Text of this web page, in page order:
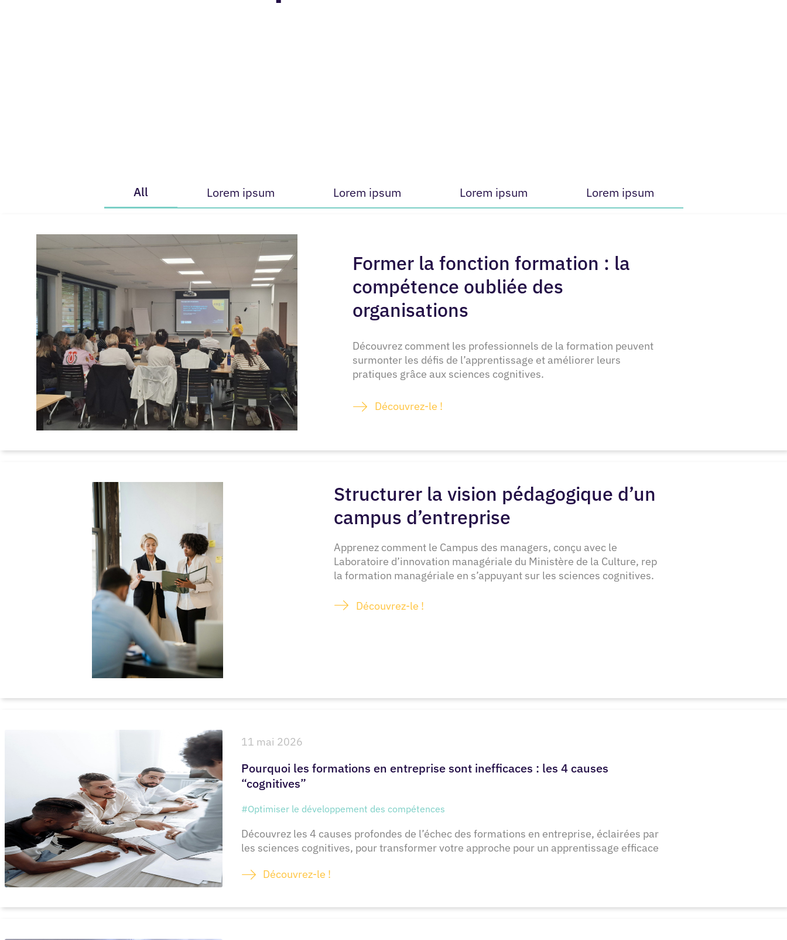
All Lorem ipsum Lorem ipsum Lorem ipsum Lorem ipsum
Former la fonction formation : la
compétence oubliée des
organisations
Découvrez comment les professionnels de la formation peuvent
surmonter les défis de l’apprentissage et améliorer leurs
pratiques grâce aux sciences cognitives.
Découvrez-le !
Structurer la vision pédagogique d’un
campus d’entreprise
Apprenez comment le Campus des managers, conçu avec le
Laboratoire d’innovation managériale du Ministère de la Culture, rep
la formation managériale en s’appuyant sur les sciences cognitives.
Découvrez-le !
11 mai 2026
Pourquoi les formations en entreprise sont inefficaces : les 4 causes
“cognitives”
#Optimiser le développement des compétences
Découvrez les 4 causes profondes de l’échec des formations en entreprise, éclairées par
les sciences cognitives, pour transformer votre approche pour un apprentissage efficace
Découvrez-le !